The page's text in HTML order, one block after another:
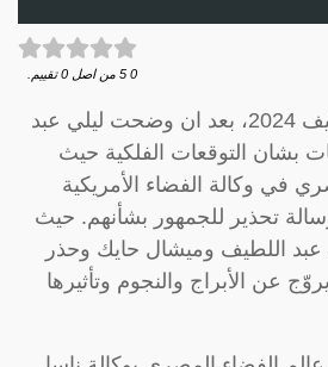
0
5 من اصل 0 تقييم.
توقعات ليلى عبد اللطيف 2024، بعد ان وضحت ليلي عبد
بشان التوقعات الفلكية حيث
في وكالة الفضاء الأمريكية
تحذير للجمهور بشأنهم. حيث
اللطيف وميشال حايك وحذر
عن الأبراج والنجوم وتأثيرها